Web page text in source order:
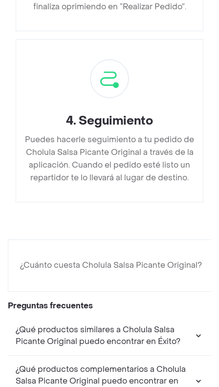
finaliza oprimiendo en “Realizar Pedido”.
4. Seguimiento
Puedes hacerle seguimiento a tu pedido de
Cholula Salsa Picante Original a través de la
aplicación. Cuando el pedido esté listo un
repartidor te lo llevará al lugar de destino.
¿Cuánto cuesta Cholula Salsa Picante Original?
Preguntas frecuentes
¿Qué productos similares a Cholula Salsa
Picante Original puedo encontrar en Éxito?
¿Qué productos complementarios a Cholula
Salsa Picante Original puedo encontrar en